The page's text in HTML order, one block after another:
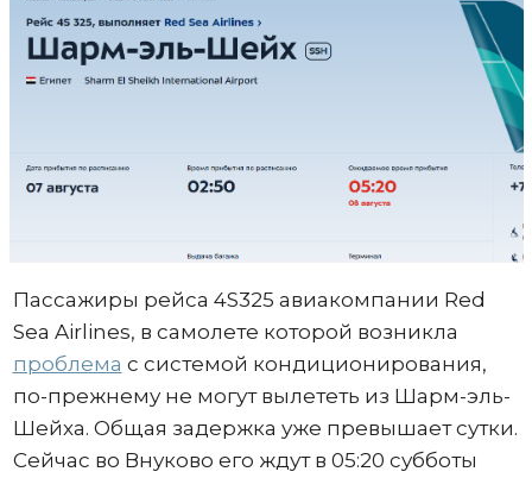
Пассажиры рейса 4S325 авиакомпании Red
Sea Airlines, в самолете которой возникла
проблема с системой кондиционирования,
по-прежнему не могут вылететь из Шарм-эль-
Шейха. Общая задержка уже превышает сутки.
Сейчас во Внуково его ждут в 05:20 субботы